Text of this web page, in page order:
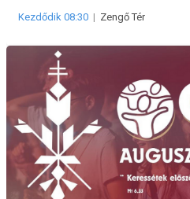
Kezdődik 08:30 | Zengő Tér